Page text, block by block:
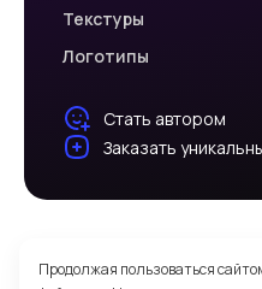
Текстуры
Логотипы
Стать автором
Заказать
Политика обработки
Продолжая пользоваться